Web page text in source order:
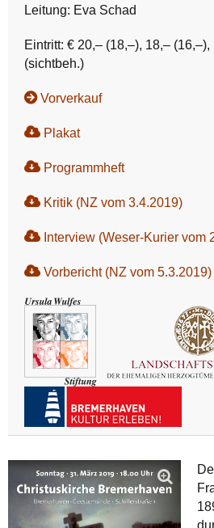
Leitung: Eva Schad
Eintritt: € 20,– (18,–), 18,–
(sichtbeh.)
Vorverkauf
Plakat
Programmheft
Kritik (NZ vom 3.4.2019)
Interview (Weser-Kurier vom
Vorbericht (NZ vom 5.3.2019)